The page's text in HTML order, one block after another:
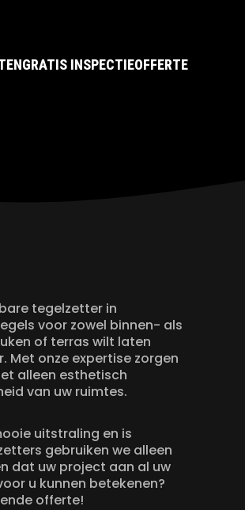
GRATIS INSPECTIEOFFERTE
tegelzetter in
voor zowel binnen- als
of terras wilt laten
Met onze expertise zorgen
alleen esthetisch
van uw ruimtes.
uitstraling en is
gebruiken we alleen
dat uw project aan al uw
u kunnen betekenen?
offerte!